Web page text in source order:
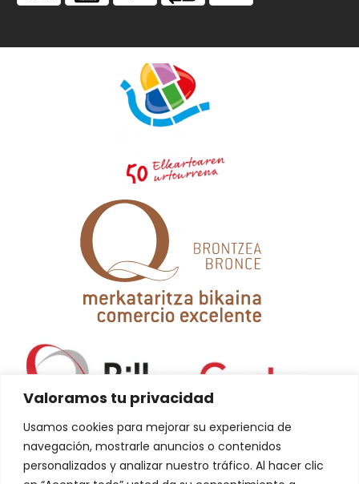
Valoramos tu privacidad
Usamos cookies para mejorar su experiencia de
navegación, mostrarle anuncios o contenidos
personalizados y analizar nuestro tráfico. Al hacer clic